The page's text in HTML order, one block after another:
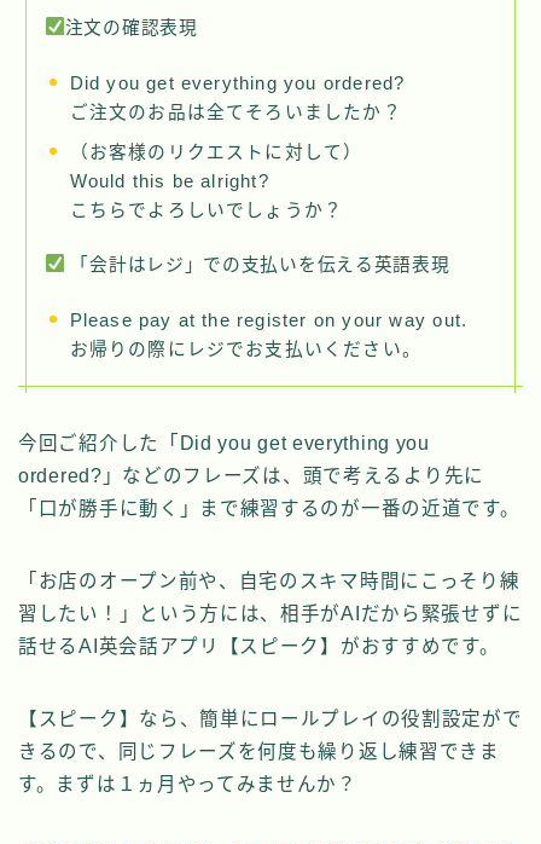
注文の確認表現
Did you get everything you ordered?
ご注文のお品は全てそろいましたか？
（お客様のリクエストに対して）
Would this be alright?
こちらでよろしいでしょうか？
「会計はレジ」での支払いを伝える英語表現
Please pay at the register on your way out.
お帰りの際にレジでお支払いください。
今回ご紹介した「Did you get everything you
ordered?」などのフレーズは、頭で考えるより先に
「口が勝手に動く」まで練習するのが一番の近道です。
「お店のオープン前や、自宅のスキマ時間にこっそり練
習したい！」という方には、相手がAIだから緊張せずに
話せるAI英会話アプリ【スピーク】がおすすめです。
【スピーク】なら、簡単にロールプレイの役割設定がで
きるので、同じフレーズを何度も繰り返し練習できま
す。まずは１ヵ月やってみませんか？